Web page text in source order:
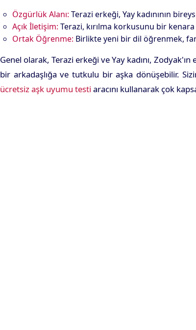
Özgürlük Alanı: Terazi erkeği, Yay kadınının
Açık İletişim: Terazi, kırılma korkusunu bir
Ortak Öğrenme: Birlikte yeni bir dil öğrenmek,
Genel olarak, Terazi erkeği ve Yay kadını,
bir arkadaşlığa ve tutkulu bir aşka dönüşebilir.
ücretsiz aşk uyumu testi aracını kullanarak çok